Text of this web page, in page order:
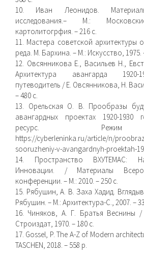
10. Иван Леонидов.
исследования.– М.:
картолитогрфия. – 216 с.
11. Мастера советской архитектуры
реда. М. Бархина. – М.: Искусство, 1975.
12. Овсянникова Е., Васильев Н.,
Архитектура авангарда 1920-
путеводитель / Е. Овсянникова, Н.
– 480 с.
13. Орельская О. В. Прообразы
авангардных проектах 1920-1930
ресурс. Режим
https://cyberleninka.ru/article/n/
sooruzheniy-v-avangardnyh-proektah-
14. Пространство ВХУТЕМАС:
Инновации. / Материалы
конференции. – М.: 2010. – 250 с.
15. Рябушин, А. В. Заха Хадид.
Рябушин. – М.: Архитектура-С., 2007. –
16. Чиняков, А. Г. Братья Веснины
Строиздат, 1970. – 180 с.
17. Gossel, P. The A-Z of Modern
TASCHEN, 2018. – 558 p.